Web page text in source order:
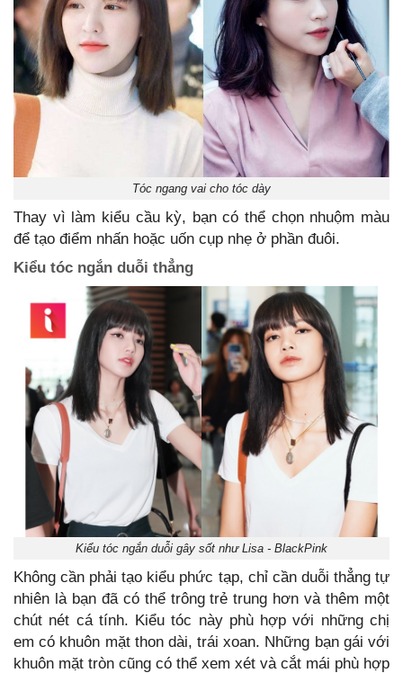
Tóc ngang vai cho tóc dày
Thay vì làm kiểu cầu kỳ, bạn có thể chọn nhuộm màu
để tạo điểm nhấn hoặc uốn cụp nhẹ ở phần đuôi.
Kiểu tóc ngắn duỗi thẳng
Kiểu tóc ngắn duỗi gây sốt như Lisa - BlackPink
Không cần phải tạo kiểu phức tạp, chỉ cần duỗi thẳng tự
nhiên là bạn đã có thể trông trẻ trung hơn và thêm một
chút nét cá tính. Kiểu tóc này phù hợp với những chị
em có khuôn mặt thon dài, trái xoan. Những bạn gái với
khuôn mặt tròn cũng có thể xem xét và cắt mái phù hợp